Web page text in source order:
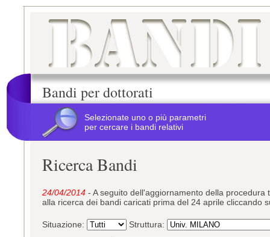
Bandi per dottorati
Selezionate uno o più parametri
per cercare i bandi relativi
Ricerca Bandi
24/04/2014 - A seguito dell'aggiornamento della
alla ricerca dei bandi caricati prima del 24 aprile cliccando
Situazione: Struttura: